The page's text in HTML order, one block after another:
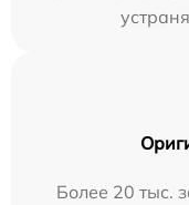
Более 20 тыс.